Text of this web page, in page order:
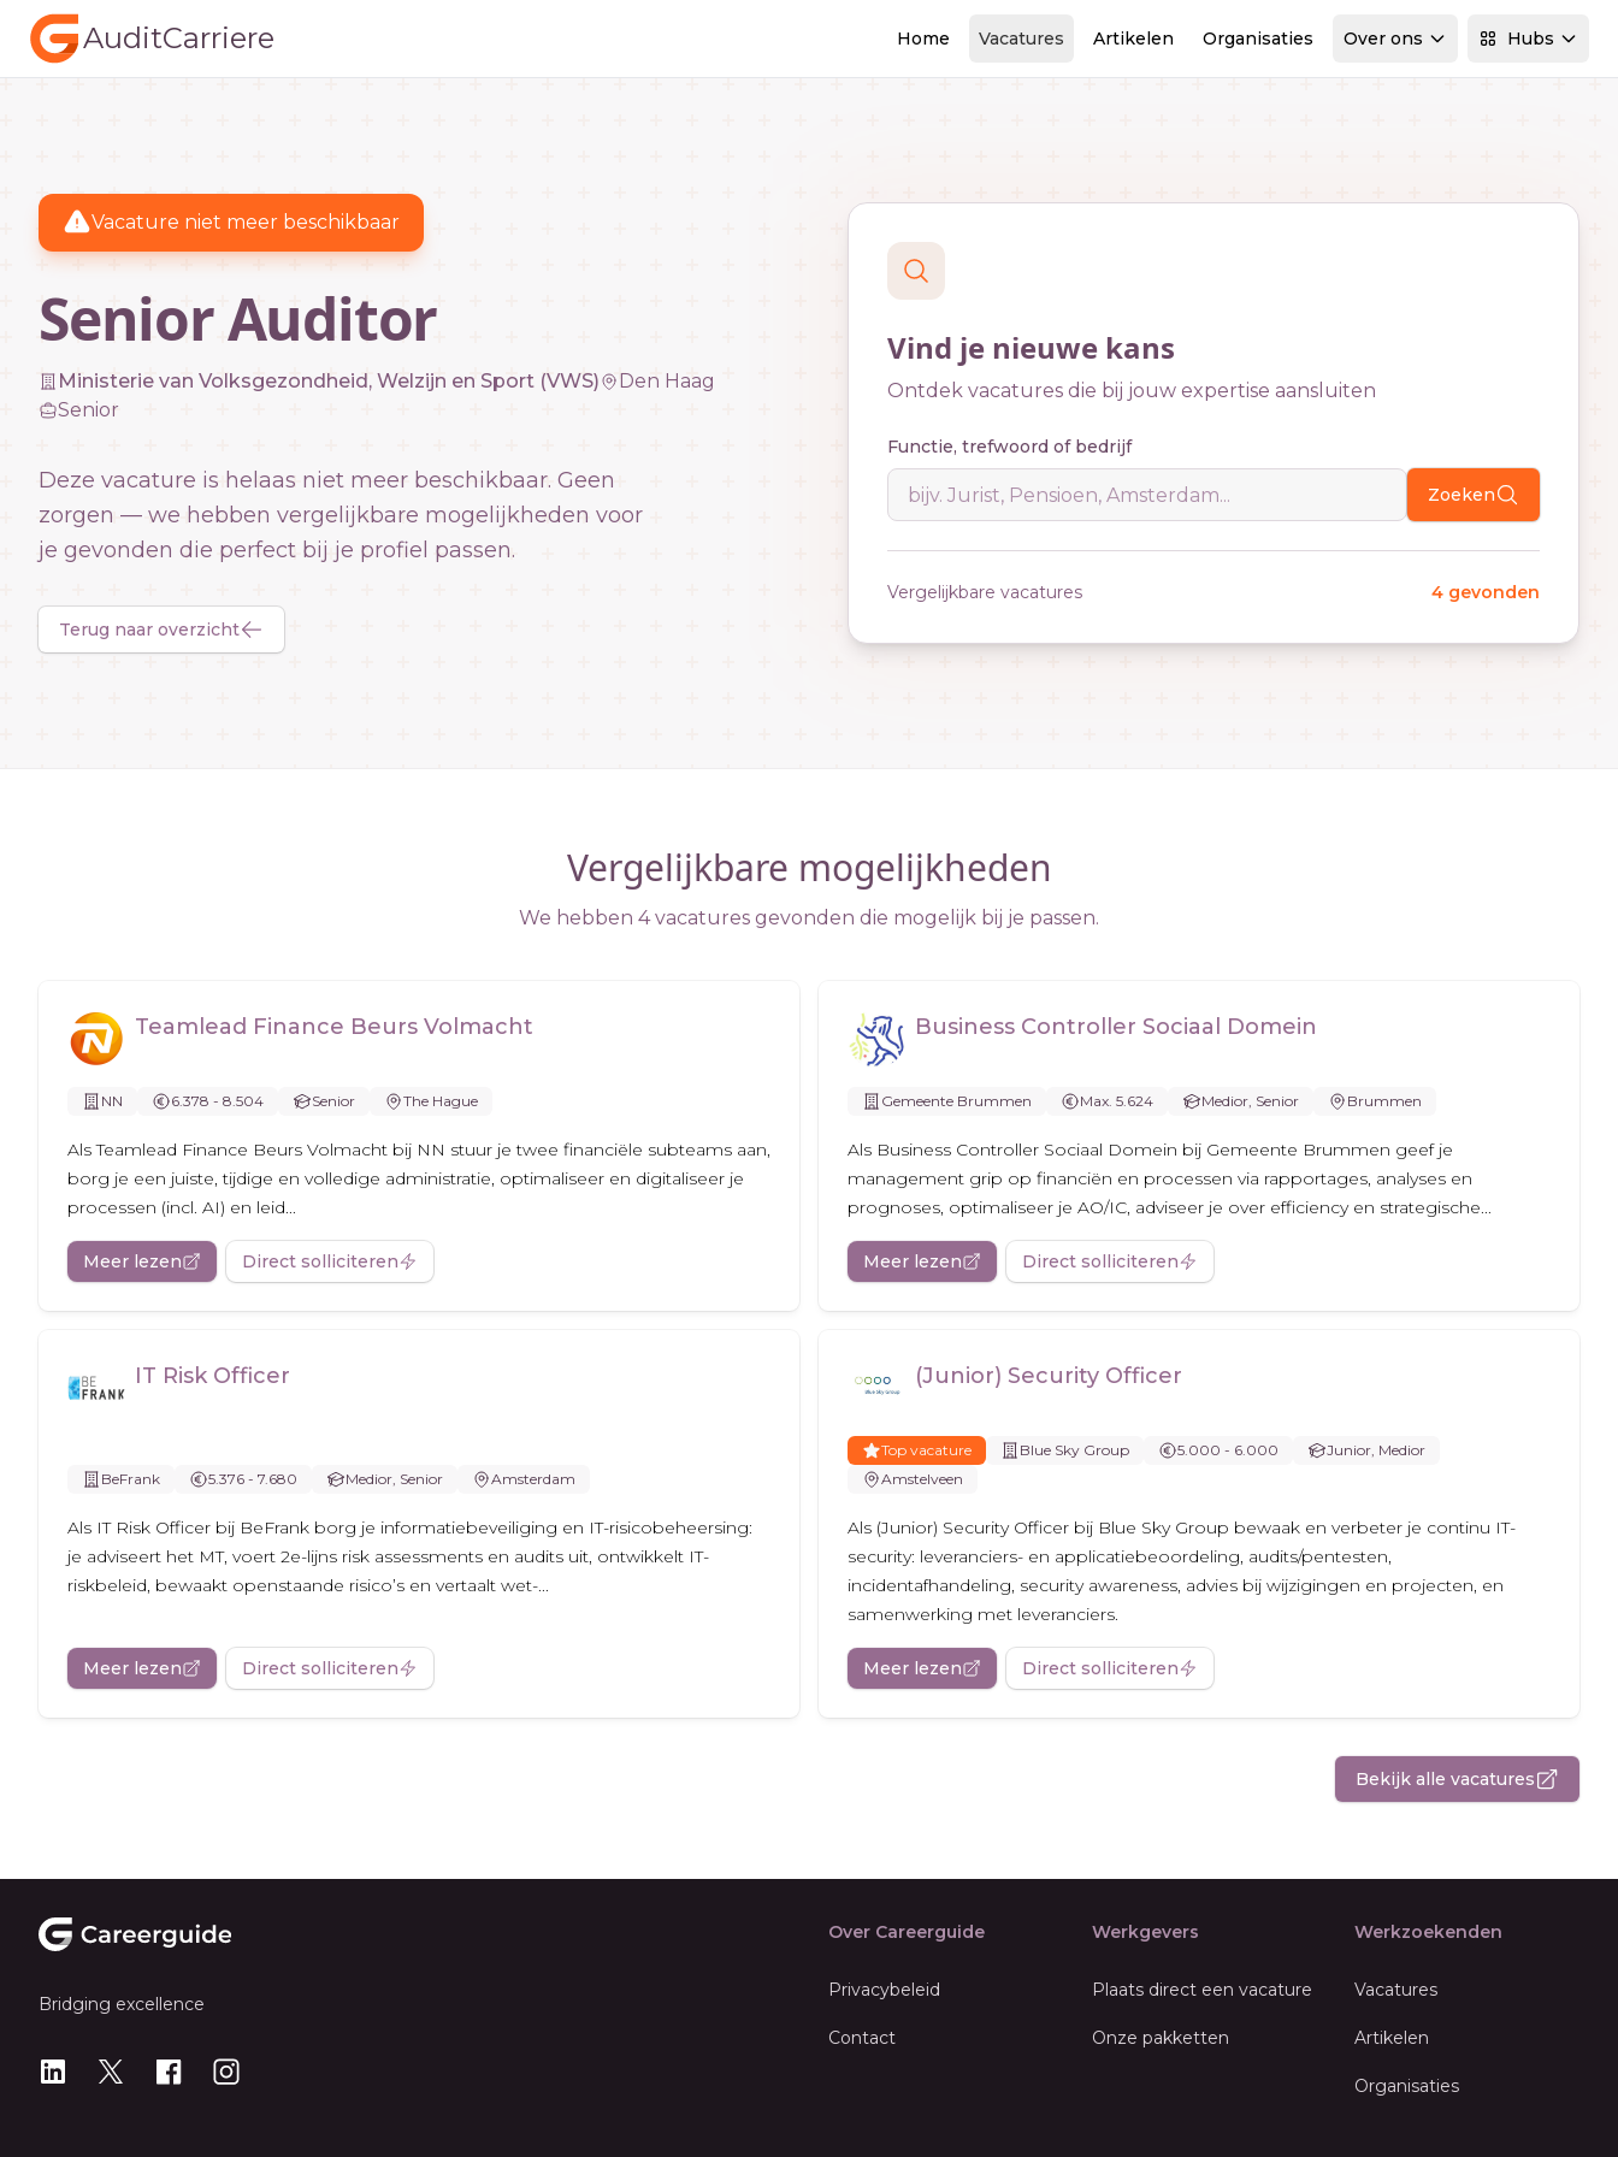
AuditCarriere Home Vacatures Artikelen Organisaties Over ons Hubs
Vacature niet meer beschikbaar
Senior Auditor
Ministerie van Volksgezondheid, Welzijn en Sport (VWS)
Den Haag
Senior
Deze vacature is helaas niet meer beschikbaar. Geen
zorgen — we hebben vergelijkbare mogelijkheden voor
je gevonden die perfect bij je profiel passen.
Terug naar overzicht
Vind je nieuwe kans
Ontdek vacatures die bij jouw expertise aansluiten
Functie, trefwoord of bedrijf
Zoeken
Vergelijkbare vacatures 4 gevonden
Vergelijkbare mogelijkheden
We hebben 4 vacatures gevonden die mogelijk bij je passen.
Teamlead Finance Beurs Volmacht
NN 6.378 - 8.504 Senior The Hague
Als Teamlead Finance Beurs Volmacht bij NN stuur je twee financiële subteams aan,
borg je een juiste, tijdige en volledige administratie, optimaliseer en digitaliseer je
processen (incl. AI) en leid...
Meer lezen Direct solliciteren
Business Controller Sociaal Domein
Gemeente Brummen Max. 5.624 Medior, Senior Brummen
Als Business Controller Sociaal Domein bij Gemeente Brummen geef je
management grip op financiën en processen via rapportages, analyses en
prognoses, optimaliseer je AO/IC, adviseer je over efficiency en strategische...
Meer lezen Direct solliciteren
IT Risk Officer
BeFrank 5.376 - 7.680 Medior, Senior Amsterdam
Als IT Risk Officer bij BeFrank borg je informatiebeveiliging en IT-risicobeheersing:
je adviseert het MT, voert 2e-lijns risk assessments en audits uit, ontwikkelt IT-
riskbeleid, bewaakt openstaande risico’s en vertaalt wet-...
Meer lezen Direct solliciteren
(Junior) Security Officer
Top vacature Blue Sky Group 5.000 - 6.000
Junior, Medior
Amstelveen
Als (Junior) Security Officer bij Blue Sky Group bewaak en verbeter je continu IT-
security: leveranciers- en applicatiebeoordeling, audits/pentesten,
incidentafhandeling, security awareness, advies bij wijzigingen en projecten, en
samenwerking met leveranciers.
Meer lezen Direct solliciteren
Bekijk alle vacatures
Bridging excellence
LinkedIn
X Instagram
Over Careerguide
Privacybeleid
Contact
Werkgevers
Plaats direct een vacature
Onze pakketten
Werkzoekenden
Vacatures
Artikelen
Organisaties